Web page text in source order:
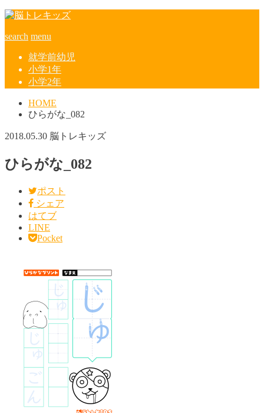
search menu
就学前幼児
小学1年
小学2年
HOME
ひらがな_082
2018.05.30 脳トレキッズ
ひらがな_082
ポスト
シェア
はてブ
LINE
Pocket